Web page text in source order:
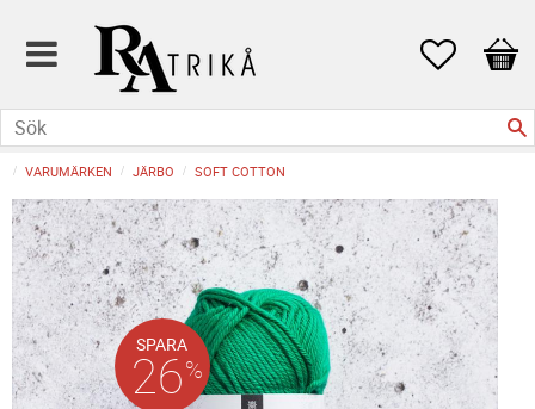
Favoriter
VARUMÄRKEN JÄRBO SOFT COTTON
SPARA
26%